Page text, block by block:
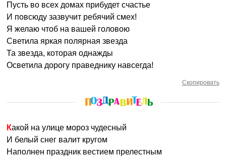
Пусть во всех домах прибудет счастье
И повсюду зазвучит ребячий смех!
Я желаю чтоб на вашей головою
Светила яркая полярная звезда
Та звезда, которая однажды
Осветила дорогу праведнику навсегда!
Скопировать
Какой на улице мороз чудесный
И белый снег валит кругом
Наполнен праздник вестием прелестным